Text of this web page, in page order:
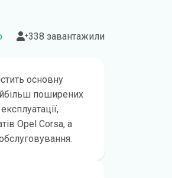
338 завантажили
основну
поширених
Opel Corsa, а